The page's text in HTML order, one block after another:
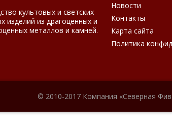
культовых и светских
изделий из драгоценных и
металлов и камней.
Новости
Контакты
Карта сайта
Политика
© 2010-2017 Компания «Северная